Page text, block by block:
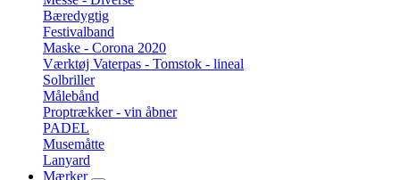
Bæredygtig
Festivalband
Maske - Corona 2020
Værktøj Vaterpas - Tomstok - lineal
Solbriller
Målebånd
Proptrækker - vin åbner
PADEL
Musemåtte
Lanyard
Mærker